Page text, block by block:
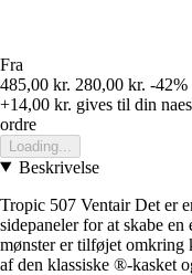
Fra
485,00 kr. 280,00 kr. -42%
+14,00 kr. gives til din
ordre
Loading...
Beskrivelse
Tropic 507 Ventair Det er
sidepaneler for at skabe
mønster er tilføjet omkring
af den klassiske ®-kasket